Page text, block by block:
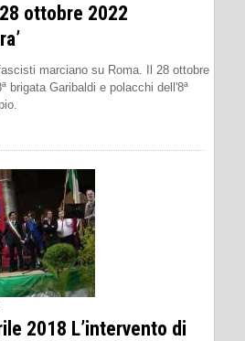
ottobre 2022
marciano su Roma. Il 28 ottobre
brigata Garibaldi e polacchi dell'8ª
2018 L’intervento di